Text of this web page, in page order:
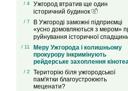
/ 4
Ужгород втратив ще один
історичний будинок
/ 7
В Ужгороді заможні підприємці
«усно домовляються з мером»
руйнування історичної
/ 11
Меру Ужгорода і колишньому
прокурору інкримінують
рейдерське захоплення
/ 2
Територію біля ужгородської
пам'ятки благоустроюють
меценати?